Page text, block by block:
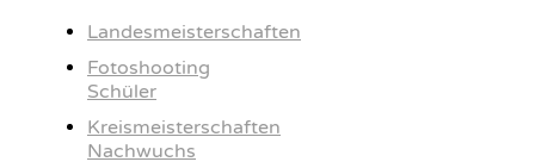
Landesmeisterschaften
Fotoshooting
Schüler
Kreismeisterschaften
Nachwuchs